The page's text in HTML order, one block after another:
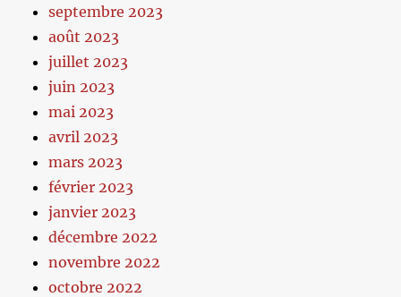
septembre 2023
août 2023
juillet 2023
juin 2023
mai 2023
avril 2023
mars 2023
février 2023
janvier 2023
décembre 2022
novembre 2022
octobre 2022